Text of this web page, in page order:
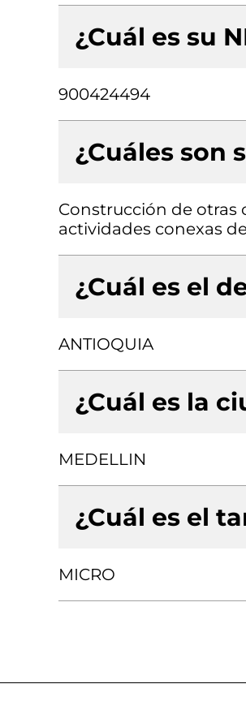
¿Cuál es su
900424494
¿Cuáles son
Construcción de otras
actividades conexas
¿Cuál es el
ANTIOQUIA
¿Cuál es la
MEDELLIN
¿Cuál es el
MICRO